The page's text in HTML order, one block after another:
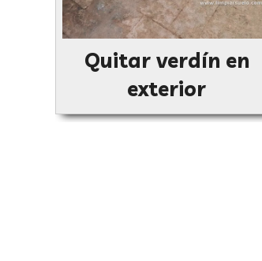
Quitar verdín en
exterior